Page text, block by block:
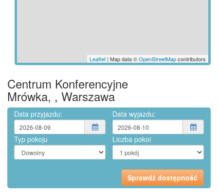
Leaflet | Map data ©OpenStreetMapcontributors
Centrum Konferencyjne
Mrówka, , Warszawa
Data przyjazdu: Data wyjazdu:
Typ pokoju Liczba pokoi